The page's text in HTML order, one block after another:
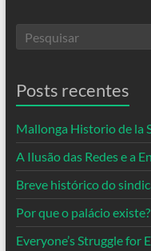
Posts recentes
Mallonga Historio de la
A Ilusão das Redes e a
Breve histórico do
Por que o palácio existe?
Everyone’s Struggle for